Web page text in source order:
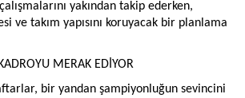
yakından takip ederken,
ve takım yapısını koruyacak bir planlama
MERAK EDİYOR
bir yandan şampiyonluğun sevincini